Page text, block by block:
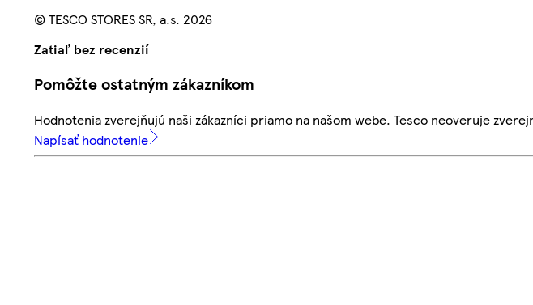
© TESCO STORES SR, a.s. 2026
Zatiaľ bez recenzií
Pomôžte ostatným zákazníkom
Hodnotenia zverejňujú naši zákazníci priamo na našom webe. Tesco neoveruje
Napísať hodnotenie